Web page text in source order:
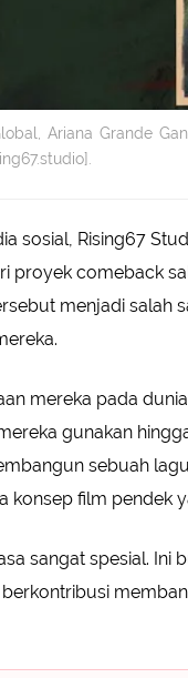
Ariana Grande
sosial, Rising67
proyek comeback
menjadi salah
mereka pada
gunakan
sebuah
konsep film pendek
sangat spesial.